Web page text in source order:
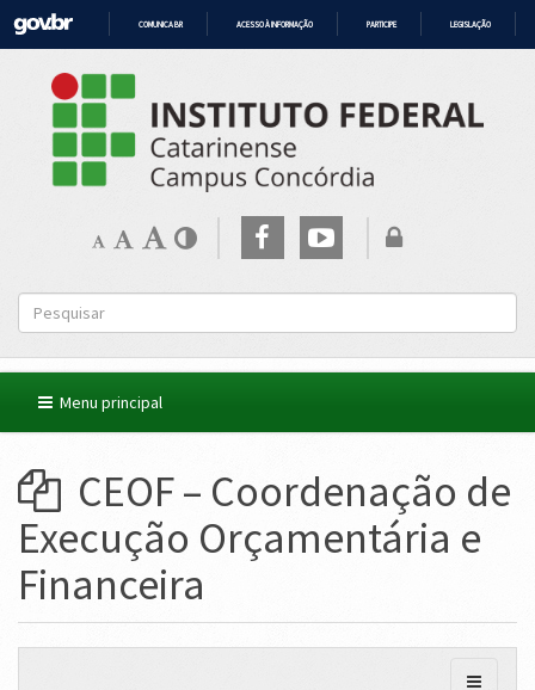
CONTEÚDO
COMUNICA BR ACESSO À INFORMAÇÃO PARTICIPE LEGISLAÇÃO
Menu principal
CEOF – Coordenação de
Execução Orçamentária e
Financeira